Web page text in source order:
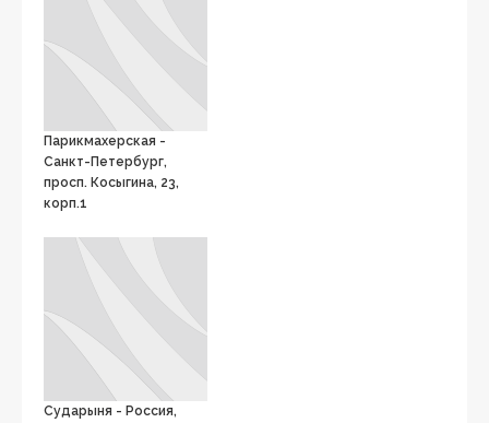
Парикмахерская -
Санкт-Петербург,
просп. Косыгина, 23,
корп.1
Сударыня - Россия,